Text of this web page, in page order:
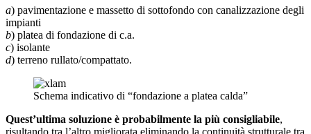
a) pavimentazione e massetto di sottofondo con canalizzazione degli
impianti
b) platea di fondazione di c.a.
c) isolante
d) terreno rullato/compattato.
Schema indicativo di “fondazione a platea calda”
Quest’ultima soluzione è probabilmente la più consigliabile,
risultando tra l’altro migliorata eliminan­do la continuità strutturale tra